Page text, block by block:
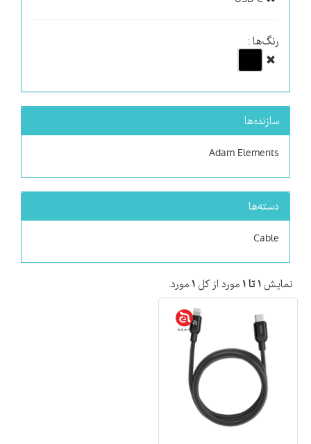
رنگ‌ها :
سازنده‌ها
Adam Elements
دسته‌ها
Cable
نمایش ۱ تا ۱ مورد از کل ۱ مورد.